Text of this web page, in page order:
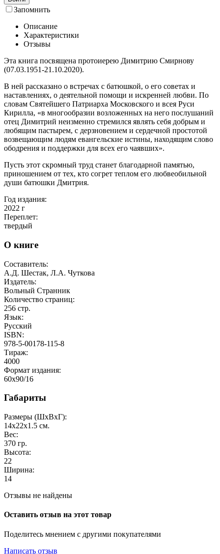
Запомнить
Описание
Характеристики
Отзывы
Эта книга посвящена протоиерею Димитрию Смирнову
(07.03.1951-21.10.2020).
В ней рассказано о встречах с батюшкой, о его советах и
наставлениях, о деятельной помощи и искренней любви. По
словам Святейшего Патриарха Московского и всея Руси
Кирилла, «в многообразии возложенных на него послушаний
отец Димитрий неизменно стремился являть себя добрым и
любящим пастырем, с дерзновением и сердечной простотой
возвещающим людям евангельские истины, находящим слово
ободрения и поддержки для всех его чаявших».
Пусть этот скромный труд станет благодарной памятью,
приношением от тех, кто согрет теплом его любвеобильной
души батюшки Дмитрия.
Год издания:
2022 г
Переплет:
твердый
О книге
Составитель:
А.Д. Шестак, Л.А. Чуткова
Издатель:
Вольный Странник
Количество страниц:
256 стр.
Язык:
Русский
ISBN:
978-5-00178-115-8
Тираж:
4000
Формат издания:
60х90/16
Габариты
Размеры (ШxВxГ):
14x22x1.5 см.
Вес:
370 гр.
Высота:
22
Ширина:
14
Отзывы не найдены
Оставить отзыв на этот товар
Поделитесь мнением с другими покупателями
Написать отзыв